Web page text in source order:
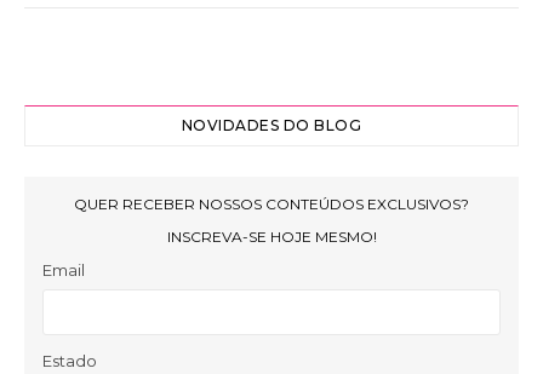
NOVIDADES DO BLOG